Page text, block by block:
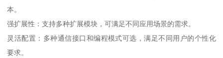
本。
强扩展性：支持多种扩展模块，可满足不同应用场景的需求。
灵活配置：多种通信接口和编程模式可选，满足不同用户的个性化
要求。